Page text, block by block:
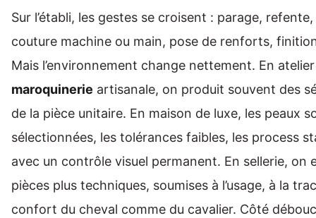
Sur l’établi, les gestes se croisent : parage,
couture machine ou main, pose de renforts,
Mais l’environnement change nettement. En
maroquinerie artisanale, on produit souvent des
de la pièce unitaire. En maison de luxe, les peaux
sélectionnées, les tolérances faibles, les process
avec un contrôle visuel permanent. En sellerie, on
pièces plus techniques, soumises à l’usage, à la
confort du cheval comme du cavalier. Côté